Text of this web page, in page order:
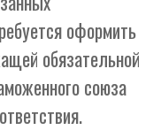
оформить
обязательной
союза